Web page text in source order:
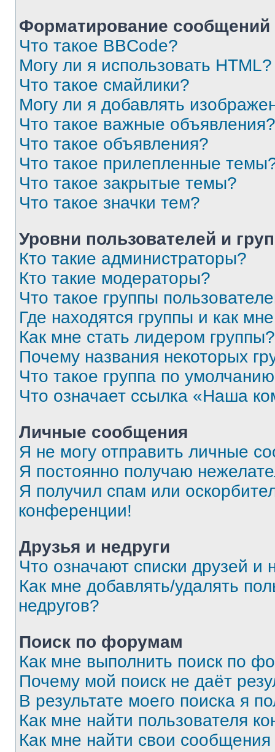
Форматирование
Что такое BBCode?
Могу ли я использовать HTML?
Что такое смайлики?
Могу ли я добавлять
Что такое важные объявления?
Что такое объявления?
Что такое прилепленные
Что такое закрытые темы?
Что такое значки тем?
Уровни пользователей и
Кто такие администраторы?
Кто такие модераторы?
Что такое группы
Где находятся группы и как
Как мне стать лидером группы?
Почему названия некоторых
Что такое группа по
Что означает ссылка «Наша
Личные сообщения
Я не могу отправить личные
Я постоянно получаю
Я получил спам или
конференции!
Друзья и недруги
Что означают списки друзей и
Как мне добавлять/удалять
недругов?
Поиск по форумам
Как мне выполнить поиск по
Почему мой поиск не даёт
В результате моего поиска я
Как мне найти пользователя
Как мне найти свои